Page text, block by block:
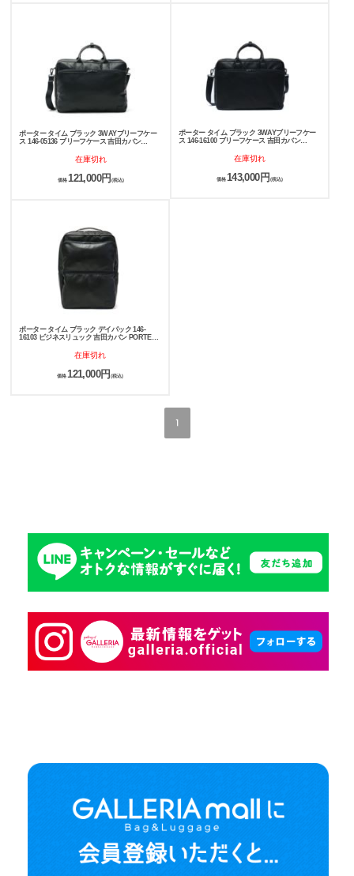
ポーター タイム ブラック 3WAYブリーフケー
ス 146-05136 ブリーフケース 吉田カバン
在庫切れ
価格121,000円 (税込)
ポーター タイム ブラック 3WAYブリーフケー
ス 146-16100 ブリーフケース 吉田カバン
在庫切れ
価格 143,000円 (税込)
ポーター タイム ブラック デイパック 146-
16103 ビジネスリュック 吉田カバン PORTER
在庫切れ
価格121,000円 (税込)
1